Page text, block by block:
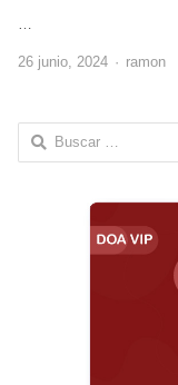
26 junio, 2024 Author
ramon
Buscar: